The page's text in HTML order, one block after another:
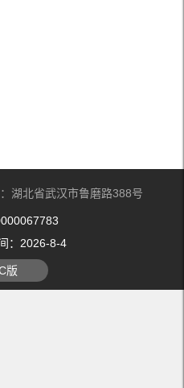
湖北省武汉市鲁磨路388号
： 2026-8-4
版